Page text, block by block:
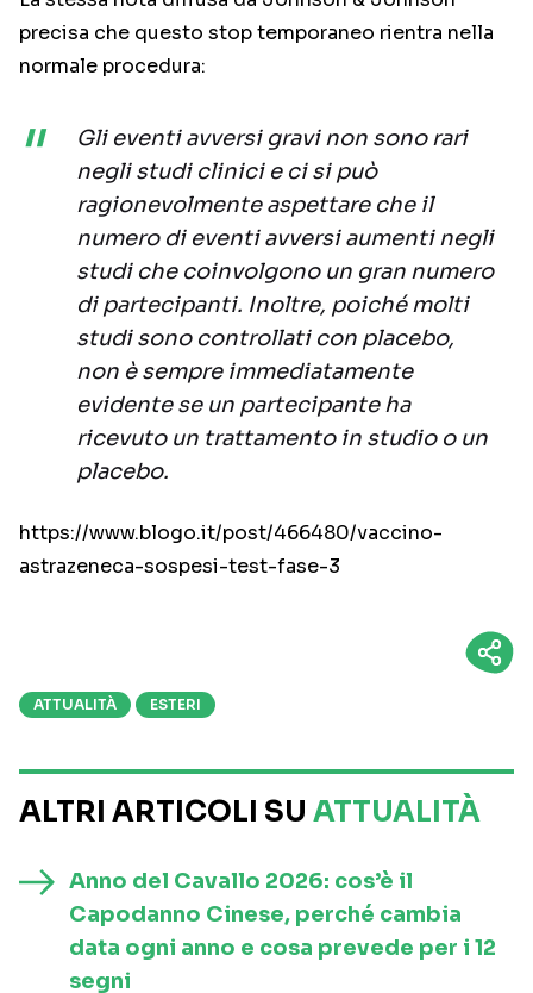
precisa che questo stop temporaneo rientra nella
normale procedura:
Gli eventi avversi gravi non sono rari
negli studi clinici e ci si può
ragionevolmente aspettare che il
numero di eventi avversi aumenti negli
studi che coinvolgono un gran numero
di partecipanti. Inoltre, poiché molti
studi sono controllati con placebo,
non è sempre immediatamente
evidente se un partecipante ha
ricevuto un trattamento in studio o un
placebo.
https://www.blogo.it/post/466480/vaccino-
astrazeneca-sospesi-test-fase-3
ATTUALITÀ ESTERI
ALTRI ARTICOLI SU ATTUALITÀ
Anno del Cavallo 2026: cos’è il
Capodanno Cinese, perché cambia
data ogni anno e cosa prevede per i 12
segni